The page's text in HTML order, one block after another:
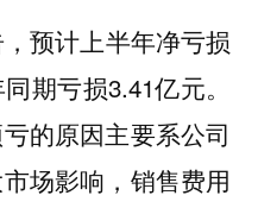
预计上半年净亏损
期亏损3.41亿元。
的原因主要系公司
场影响，销售费用